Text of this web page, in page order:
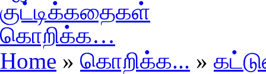
குட்டிக்கதைகள்
கொறிக்க…
Home » கொறிக்க... »